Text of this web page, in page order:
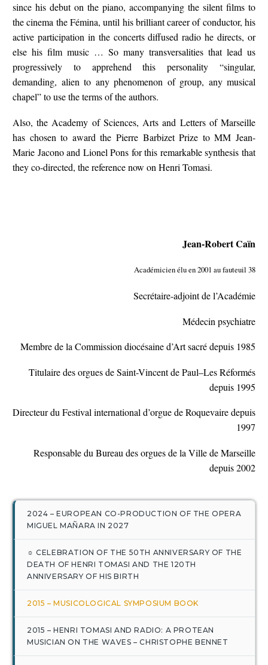
since his debut on the piano, accompanying the silent films to
the cinema the Fémina, until his brilliant career of conductor, his
active participation in the concerts diffused radio he directs, or
else his film music … So many transversalities that lead us
progressively to apprehend this personality “singular,
demanding, alien to any phenomenon of group, any musical
chapel” to use the terms of the authors.
Also, the Academy of Sciences, Arts and Letters of Marseille
has chosen to award the Pierre Barbizet Prize to MM Jean-
Marie Jacono and Lionel Pons for this remarkable synthesis that
they co-directed, the reference now on Henri Tomasi.
Jean-Robert Caïn
Académicien élu en 2001 au fauteuil 38
Secrétaire-adjoint de l’Académie
Médecin psychiatre
Membre de la Commission diocésaine d’Art sacré depuis 1985
Titulaire des orgues de Saint-Vincent de Paul–Les Réformés
depuis 1995
Directeur du Festival international d’orgue de Roquevaire depuis
1997
Responsable du Bureau des orgues de la Ville de Marseille
depuis 2002
2024 – EUROPEAN CO-PRODUCTION OF THE OPERA
MIGUEL MAÑARA IN 2027
☼ CELEBRATION OF THE 50TH ANNIVERSARY OF THE
DEATH OF HENRI TOMASI AND THE 120TH
ANNIVERSARY OF HIS BIRTH
2015 – MUSICOLOGICAL SYMPOSIUM BOOK
2015 – HENRI TOMASI AND RADIO: A PROTEAN
MUSICIAN ON THE WAVES – CHRISTOPHE BENNET